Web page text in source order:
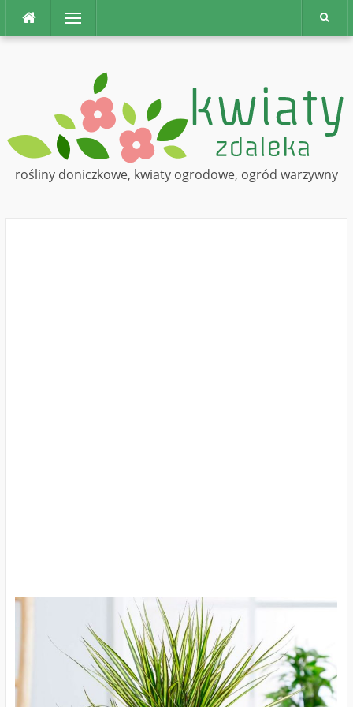
Menu
rośliny doniczkowe, kwiaty ogrodowe, ogród warzywny